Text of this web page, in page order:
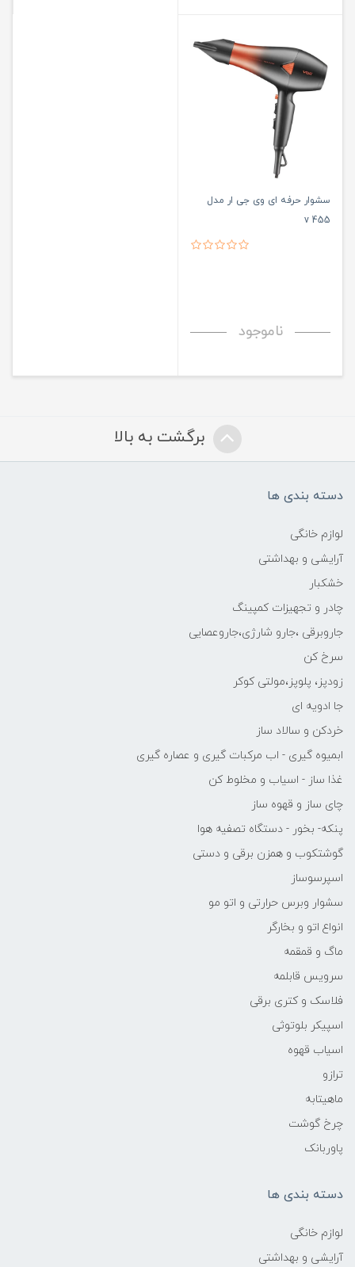
سشوار حرفه ای وی جی ار مدل
455 v
ناموجود
برگشت به بالا
دسته بندی ها
لوازم خانگی
آرایشی و بهداشتی
خشکبار
چادر و تجهیزات کمپینگ
جاروبرقی ،جارو شارژی،جاروعصایی
سرخ کن
زودپز، پلوپز،مولتی کوکر
جا ادویه ای
خردکن و سالاد ساز
ابمیوه گیری - اب مرکبات گیری و عصاره گیری
غذا ساز - اسیاب و مخلوط کن
چای ساز و قهوه ساز
پنکه- بخور - دستگاه تصفیه هوا
گوشتکوب و همزن برقی و دستی
اسپرسوساز
سشوار وبرس حرارتی و اتو مو
انواع اتو و بخارگر
ماگ و قمقمه
سرویس قابلمه
فلاسک و کتری برقی
اسپیکر بلوتوثی
اسیاب قهوه
ترازو
ماهیتابه
چرخ گوشت
پاوربانک
دسته بندی ها
لوازم خانگی
آرایشی و بهداشتی